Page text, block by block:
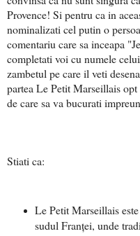
Provence! Si pentru ca in
nominalizati cel putin o
comentariu care sa inceapa
completati voi cu numele
zambetul pe care il veti
partea Le Petit Marseillais
de care sa va bucurati
Stiati ca:
Le Petit Marseillais
sudul Franţei, unde